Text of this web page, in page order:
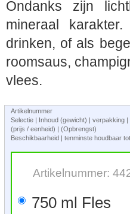
Ondanks zijn
mineraal
drinken, of als
roomsaus,
vlees.
Artikelnummer
Selectie | Inhoud (gewicht) | verpakking |
(prijs / eenheid) | (Opbrengst)
Beschikbaarheid | tenminste houdbaar tot
Artikelnummer:
750 ml Fles